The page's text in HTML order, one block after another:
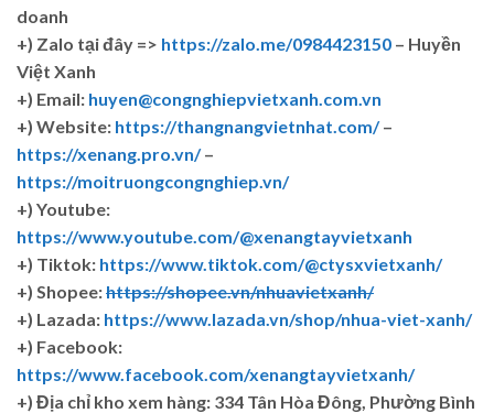
doanh
+) Zalo tại đây => https://zalo.me/0984423150 – Huyền
Việt Xanh
+) Email: huyen@congnghiepvietxanh.com.vn
+) Website: https://thangnangvietnhat.com/–
https://xenang.pro.vn/–
https://moitruongcongnghiep.vn/
+) Youtube:
https://www.youtube.com/@xenangtayvietxanh
+) Tiktok: https://www.tiktok.com/@ctysxvietxanh/
+) Shopee:https://shopee.vn/nhuavietxanh/
+) Lazada: https://www.lazada.vn/shop/nhua-viet-xanh/
+) Facebook:
https://www.facebook.com/xenangtayvietxanh/
+) Địa chỉ kho xem hàng: 334 Tân Hòa Đông, Phường Bình